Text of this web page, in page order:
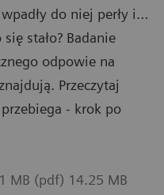
do niej perły i…
stało? Badanie
odpowie na
Przeczytaj
- krok po
MB (pdf) 14.25 MB